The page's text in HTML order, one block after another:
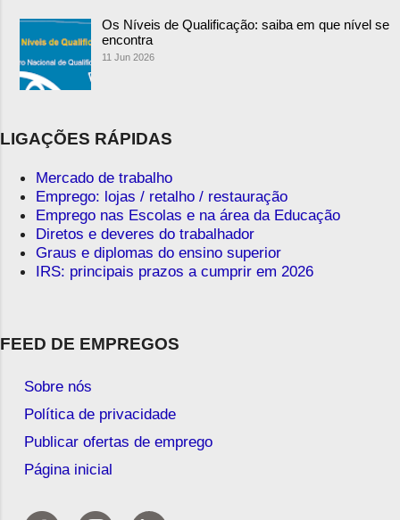
Os Níveis de Qualificação: saiba em que nível se
encontra
11 Jun 2026
LIGAÇÕES RÁPIDAS
Mercado de trabalho
Emprego: lojas / retalho / restauração
Emprego nas Escolas e na área da Educação
Diretos e deveres do trabalhador
Graus e diplomas do ensino superior
IRS: principais prazos a cumprir em 2026
FEED DE EMPREGOS
Sobre nós
Política de privacidade
Publicar ofertas de emprego
Página inicial